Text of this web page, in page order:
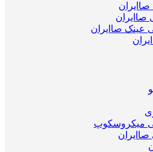
صاایران
صاایران
عینک صاایران
میکروسکوپ